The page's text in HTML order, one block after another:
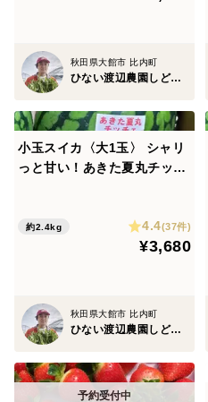
秋田県大館市 比内町
ひない渡辺農園しどけ村
小玉スイカ〈大1玉〉 シャリ
っと甘い！あきた夏丸チッチ
約2.4kg 4.4(37件)
¥3,680
秋田県大館市 比内町
ひない渡辺農園しどけ村